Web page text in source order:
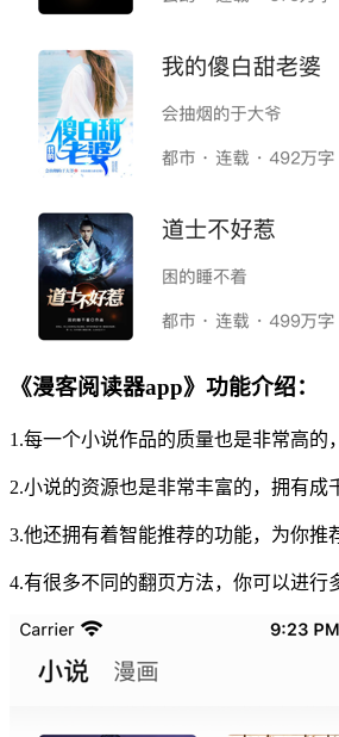
《漫客阅读器app》功能介绍：
1.每一个小说作品的质量也是非常高的
2.小说的资源也是非常丰富的，拥有成
3.他还拥有着智能推荐的功能，为你推
4.有很多不同的翻页方法，你可以进行